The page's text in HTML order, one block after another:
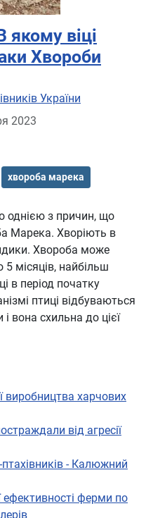
віці
Хвороби
України
2023
хвороба марека
однією з причин, що
Марека. Хворіють в
Хвороба може
5 місяців, найбільш
в період початку
птиці відбуваються
і вона схильна до цієї
виробництва харчових
від агресії
птахівників - Калюжний
ефективності ферми по